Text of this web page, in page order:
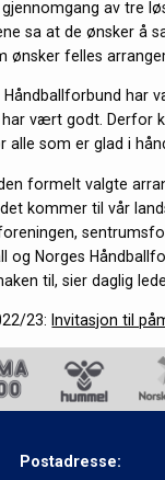
av tre
sa at de ønsker å
ønsker felles
har
vært godt. Derfor
som er glad i
formelt valgte
kommer til vår
og Norges
til, sier daglig
23: Invitasjon til
Postadresse: